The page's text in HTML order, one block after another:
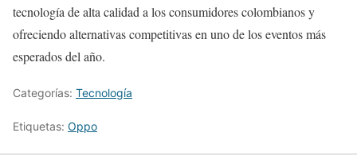
tecnología de alta calidad a los consumidores colombianos y
ofreciendo alternativas competitivas en uno de los eventos más
esperados del año.
Categorías: Tecnología
Etiquetas: Oppo